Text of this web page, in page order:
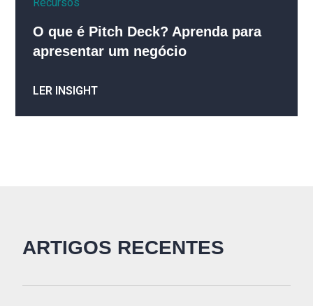
O que é Pitch Deck? Aprenda para
apresentar um negócio
LER INSIGHT
ARTIGOS RECENTES